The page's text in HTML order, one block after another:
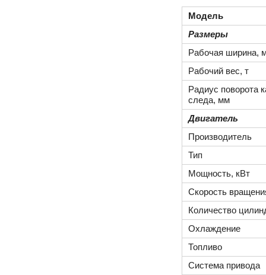
Модель
Размеры
Рабочая ширина,
Рабочий вес, т
Радиус поворота
следа, мм
Двигатель
Производитель
Тип
Мощность, кВт
Скорость
Количество
Охлаждение
Топливо
Система привода